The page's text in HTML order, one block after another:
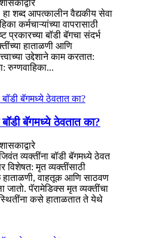
शब्द आपत्कालीन वैद्यकीय सेवा
कर्मचाऱ्यांच्या वापरासाठी
प्रकारच्या बॉडी बॅगचा संदर्भ
हाताळणी आणि
उद्देशाने काम करतात:
रुग्णवाहिका...
बॅगमध्ये ठेवतात का?
व्यक्तींना बॉडी बॅगमध्ये ठेवत
विशेषत: मृत व्यक्तींसाठी
वाहतूक आणि साठवण
पॅरामेडिक्स मृत व्यक्तींचा
कसे हाताळतात ते येथे